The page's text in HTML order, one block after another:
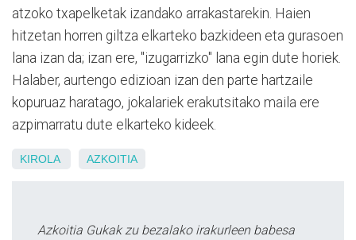
atzoko txapelketak izandako arrakastarekin. Haien
hitzetan horren giltza elkarteko bazkideen eta gurasoen
lana izan da; izan ere, "izugarrizko" lana egin dute horiek.
Halaber, aurtengo edizioan izan den parte hartzaile
kopuruaz haratago, jokalariek erakutsitako maila ere
azpimarratu dute elkarteko kideek.
KIROLA AZKOITIA
Azkoitia Gukak zu bezalako irakurleen babesa